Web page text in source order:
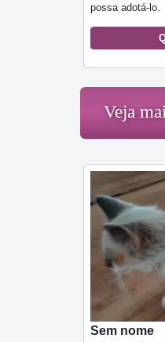
possa adotá-lo.
Veja
Sem nome